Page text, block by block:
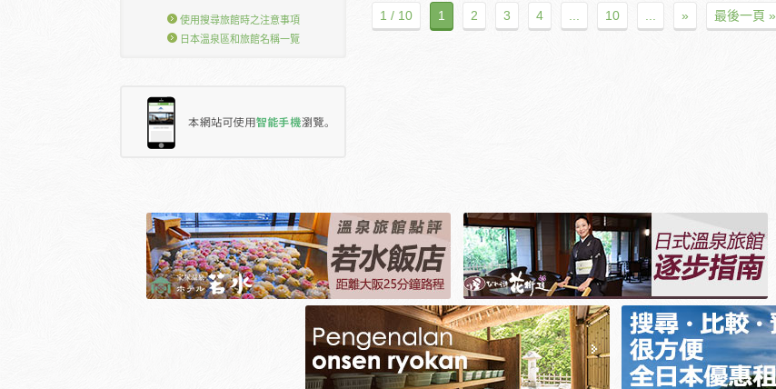
使用搜尋旅館時之注意事項
日本溫泉區和旅館名稱一覽
1 / 10 1 2 3 4 ... 10 ... » 最後一頁 »